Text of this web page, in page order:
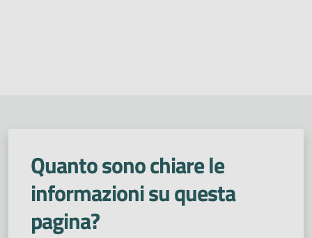
Quanto sono chiare le
informazioni su questa
pagina?